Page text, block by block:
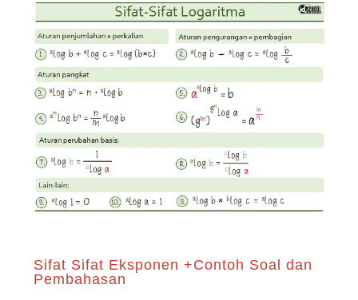
Sifat Sifat Eksponen +Contoh Soal dan
Pembahasan